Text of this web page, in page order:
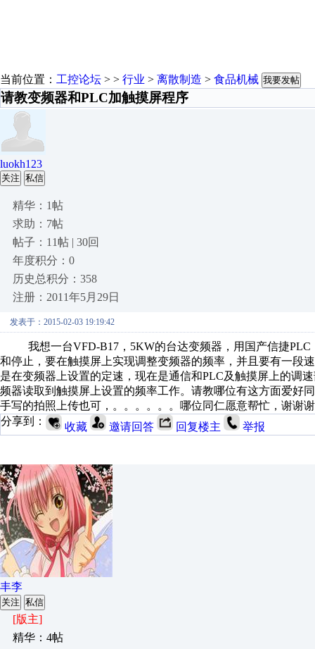
当前位置： 工控论坛 > > 行业 > 离散制造 > 食品机械 我要发帖
请教变频器和PLC加触摸屏程序
luokh123
关注 私信
精华：1帖
求助：7帖
帖子：11帖 | 30回
年度积分：0
历史总积分：358
注册：2011年5月29日
发表于：2015-02-03 19:19:42
我想一台VFD-B17，5KW的台达变频器，用国产信捷PLC
和停止，要在触摸屏上实现调整变频器的频率，并且要有一段
是在变频器上设置的定速，现在是通信和PLC及触摸屏上的调
频器读取到触摸屏上设置的频率工作。请教哪位有这方面爱好
手写的拍照上传也可，。。。。。。哪位同仁愿意帮忙，谢谢
分享到：
收藏 邀请回答 回复楼主 举报
丰李
关注 私信
[版主]
精华：4帖